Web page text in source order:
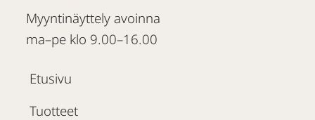
Myyntinäyttely avoinna
ma–pe klo 9.00–16.00
Etusivu
Tuotteet